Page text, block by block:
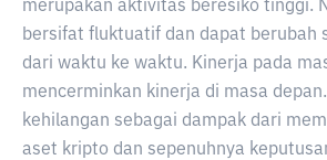
merupakan aktivitas beresiko tinggi.
bersifat fluktuatif dan dapat berubah
dari waktu ke waktu. Kinerja pada
mencerminkan kinerja di masa
kehilangan sebagai dampak dari
aset kripto dan sepenuhnya